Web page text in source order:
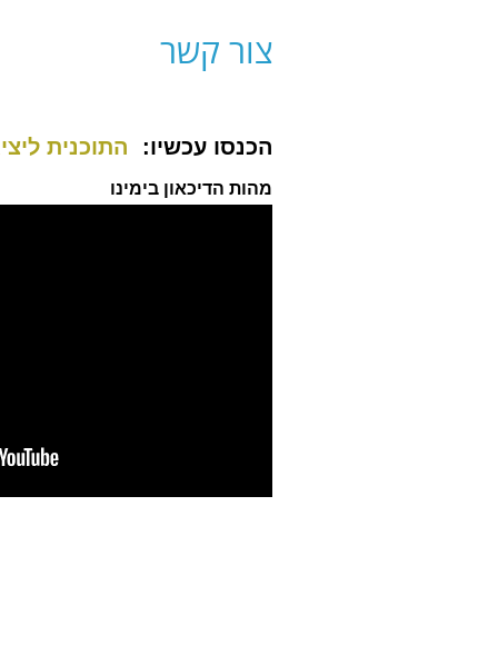
צור קשר
הכנסו עכשיו: התוכנית
מהות הדיכאון בימינו